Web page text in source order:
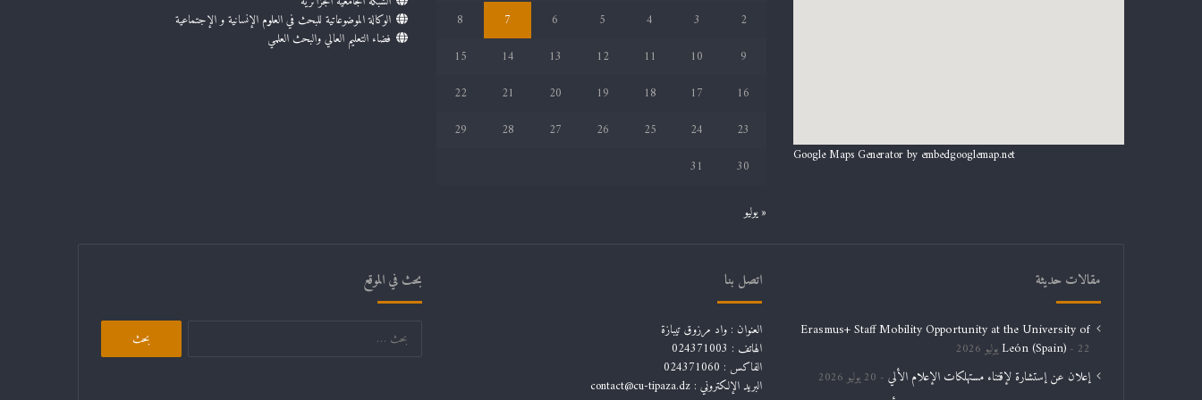
Google Maps Generator by embedgooglemap.net
2
3
4
5
6
7
8
9
10
11
12
13
14
15
16
17
18
19
20
21
22
23
24
25
26
27
28
29
30
31
« يوليو
الوكالة الموضوعاتية للبحث في العلوم الإنسانية و الإجتماعية
فضاء التعليم العالي والبحث العلمي
مقالات حديثة
Erasmus+ Staff Mobility Opportunity at the University of
León (Spain)
22 يوليو 2026
إعلان عن إستشارة لإقتناء مستهلكات الإعلام الألي 20 يوليو 2026
اتصل بنا
العنوان : واد مرزوق تيبازة
الهاتف : 024371003
الفاكس : 024371060
البريد الإلكتروني :contact@cu-tipaza.dz
بحث في الموقع
البحث